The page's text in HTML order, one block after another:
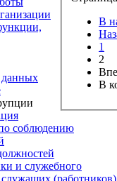
данных
соблюдению
и служебного
В
1
2
В